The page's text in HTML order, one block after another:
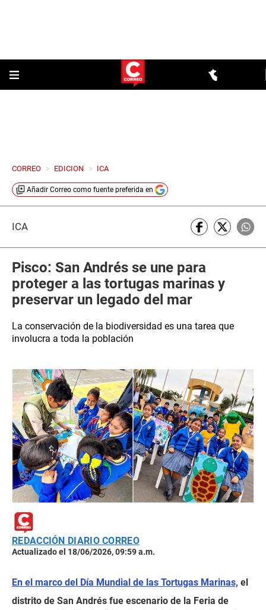
CORREO > EDICION > ICA
Añadir Correo como fuente preferida en
ICA
Pisco: San Andrés se une para
proteger a las tortugas marinas y
preservar un legado del mar
La conservación de la biodiversidad es una tarea que
involucra a toda la población
REDACCIÓN DIARIO CORREO
Actualizado el 18/06/2026, 09:59 a.m.
En el marco del Día Mundial de las Tortugas Marinas, el
distrito de San Andrés fue escenario de la Feria de